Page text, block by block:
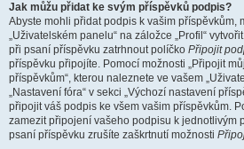
Jak můžu přidat ke svým příspěvků podpis?
Abyste mohli přidat podpis k vašim příspěvkům,
„Uživatelském panelu“ na záložce „Profil“
při psaní příspěvku zatrhnout políčko Připojit
příspěvku připojíte. Pomocí možnosti „Připojit
příspěvkům“, kterou naleznete ve vašem
„Nastavení fóra“ v sekci „Výchozí nastavení
připojit váš podpis ke všem vašim příspěvkům.
zamezit připojení vašeho podpisu k jednotlivým
psaní příspěvku zrušíte zaškrtnutí možnosti